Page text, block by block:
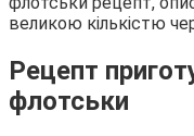
великою кількістю
Рецепт
флотськи